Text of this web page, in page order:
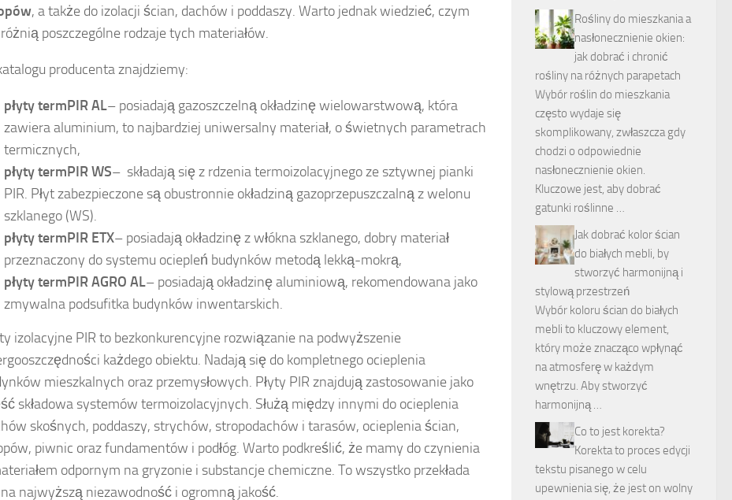
, a także do izolacji ścian, dachów i poddaszy. Warto jednak wiedzieć, czym
poszczególne rodzaje tych materiałów.
producenta znajdziemy:
płyty termPIR AL– posiadają gazoszczelną okładzinę wielowarstwową, która
zawiera aluminium, to najbardziej uniwersalny materiał, o świetnych parametrach
termicznych,
płyty termPIR WS– składają się z rdzenia termoizolacyjnego ze sztywnej pianki
PIR. Płyt zabezpieczone są obustronnie okładziną gazoprzepuszczalną z welonu
szklanego (WS).
płyty termPIR ETX– posiadają okładzinę z włókna szklanego, dobry materiał
przeznaczony do systemu ociepleń budynków metodą lekką-mokrą,
płyty termPIR AGRO AL– posiadają okładzinę aluminiową, rekomendowana jako
zmywalna podsufitka budynków inwentarskich.
izolacyjne PIR to bezkonkurencyjne rozwiązanie na podwyższenie
każdego obiektu. Nadają się do kompletnego ocieplenia
mieszkalnych oraz przemysłowych. Płyty PIR znajdują zastosowanie jako
składowa systemów termoizolacyjnych. Służą między innymi do ocieplenia
skośnych, poddaszy, strychów, stropodachów i tarasów, ocieplenia ścian,
piwnic oraz fundamentów i podłóg. Warto podkreślić, że mamy do czynienia
odpornym na gryzonie i substancje chemiczne. To wszystko przekłada
najwyższą niezawodność i ogromną jakość.
Rośliny do mieszkania a
nasłonecznienie okien:
jak dobrać i chronić
rośliny na różnych parapetach
Wybór roślin do mieszkania
często wydaje się
skomplikowany, zwłaszcza gdy
chodzi o odpowiednie
nasłonecznienie okien.
Kluczowe jest, aby dobrać
gatunki roślinne …
Jak dobrać kolor ścian
do białych mebli, by
stworzyć harmonijną i
stylową przestrzeń
Wybór koloru ścian do białych
mebli to kluczowy element,
który może znacząco wpłynąć
na atmosferę w każdym
wnętrzu. Aby stworzyć
harmonijną …
Co to jest korekta?
Korekta to proces edycji
tekstu pisanego w celu
upewnienia się, że jest on wolny